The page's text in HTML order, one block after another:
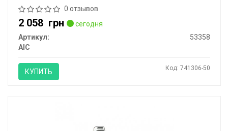
0 отзывов
2 058 грн
сегодня
Артикул:
53358
AIC
КУПИТЬ Код: 741306-50